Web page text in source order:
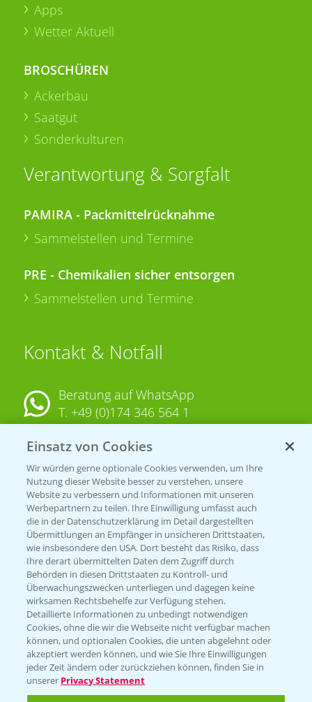
Apps
Wetter Aktuell
BROSCHÜREN
Ackerbau
Saatgut
Sonderkulturen
Verantwortung & Sorgfalt
PAMIRA - Packmittelrücknahme
Sammelstellen und Termine
PRE - Chemikalien sicher entsorgen
Sammelstellen und Termine
Kontakt & Notfall
Beratung auf WhatsApp
T. +49 (0)174 346 564 1
KONTAKT
Hilfe in Notfällen
T.+49 (0)214/30-20220
Folgen Sie uns
Einsatz von Cookies
Wir würden gerne optionale Cookies verwenden, um Ihre
Nutzung dieser Website besser zu verstehen, unsere
Website zu verbessern und Informationen mit unseren
Werbepartnern zu teilen. Ihre Einwilligung umfasst auch
die in der Datenschutzerklärung im Detail dargestellten
Übermittlungen an Empfänger in unsicheren Drittstaaten,
wie insbesondere den USA. Dort besteht das Risiko, dass
Ihre derart übermittelten Daten dem Zugriff durch
Behörden in diesen Drittstaaten zu Kontroll- und
Überwachungszwecken unterliegen und dagegen keine
wirksamen Rechtsbehelfe zur Verfügung stehen.
Detaillierte Informationen zu unbedingt notwendigen
Cookies, ohne die wir die Webseite nicht verfügbar machen
können, und optionalen Cookies, die unten abgelehnt oder
akzeptiert werden können, und wie Sie Ihre Einwilligungen
jeder Zeit ändern oder zurückziehen können, finden Sie in
unserer Privacy Statement